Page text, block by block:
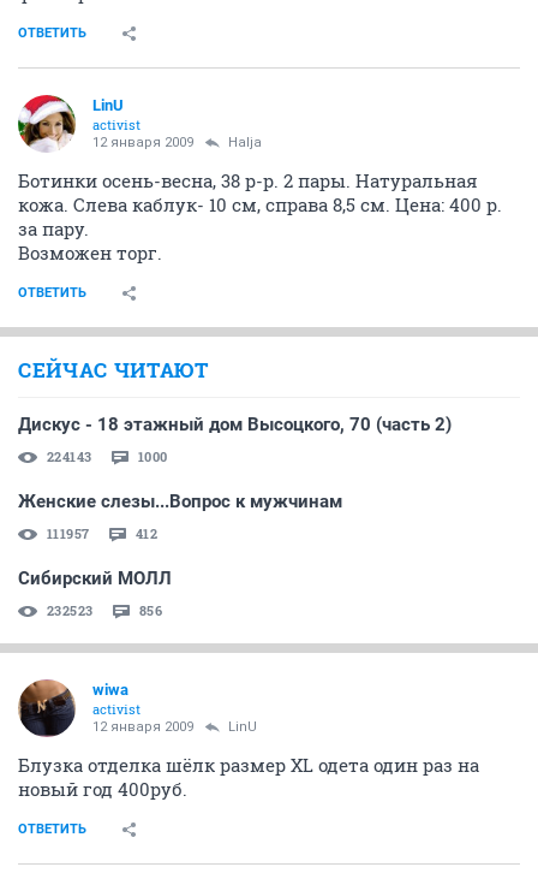
ОТВЕТИТЬ
LinU
activist
12 января 2009 Halja
Ботинки осень-весна, 38 р-р. 2 пары. Натуральная
кожа. Слева каблук- 10 см, справа 8,5 см. Цена: 400 р.
за пару.
Возможен торг.
ОТВЕТИТЬ
СЕЙЧАС ЧИТАЮТ
Дискус - 18 этажный дом Высоцкого, 70 (часть 2)
224143 1000
Женские слезы...Вопрос к мужчинам
111957 412
Сибирский МОЛЛ
232523 856
wiwa
activist
12 января 2009 LinU
Блузка отделка шёлк размер XL одета один раз на
новый год 400руб.
ОТВЕТИТЬ